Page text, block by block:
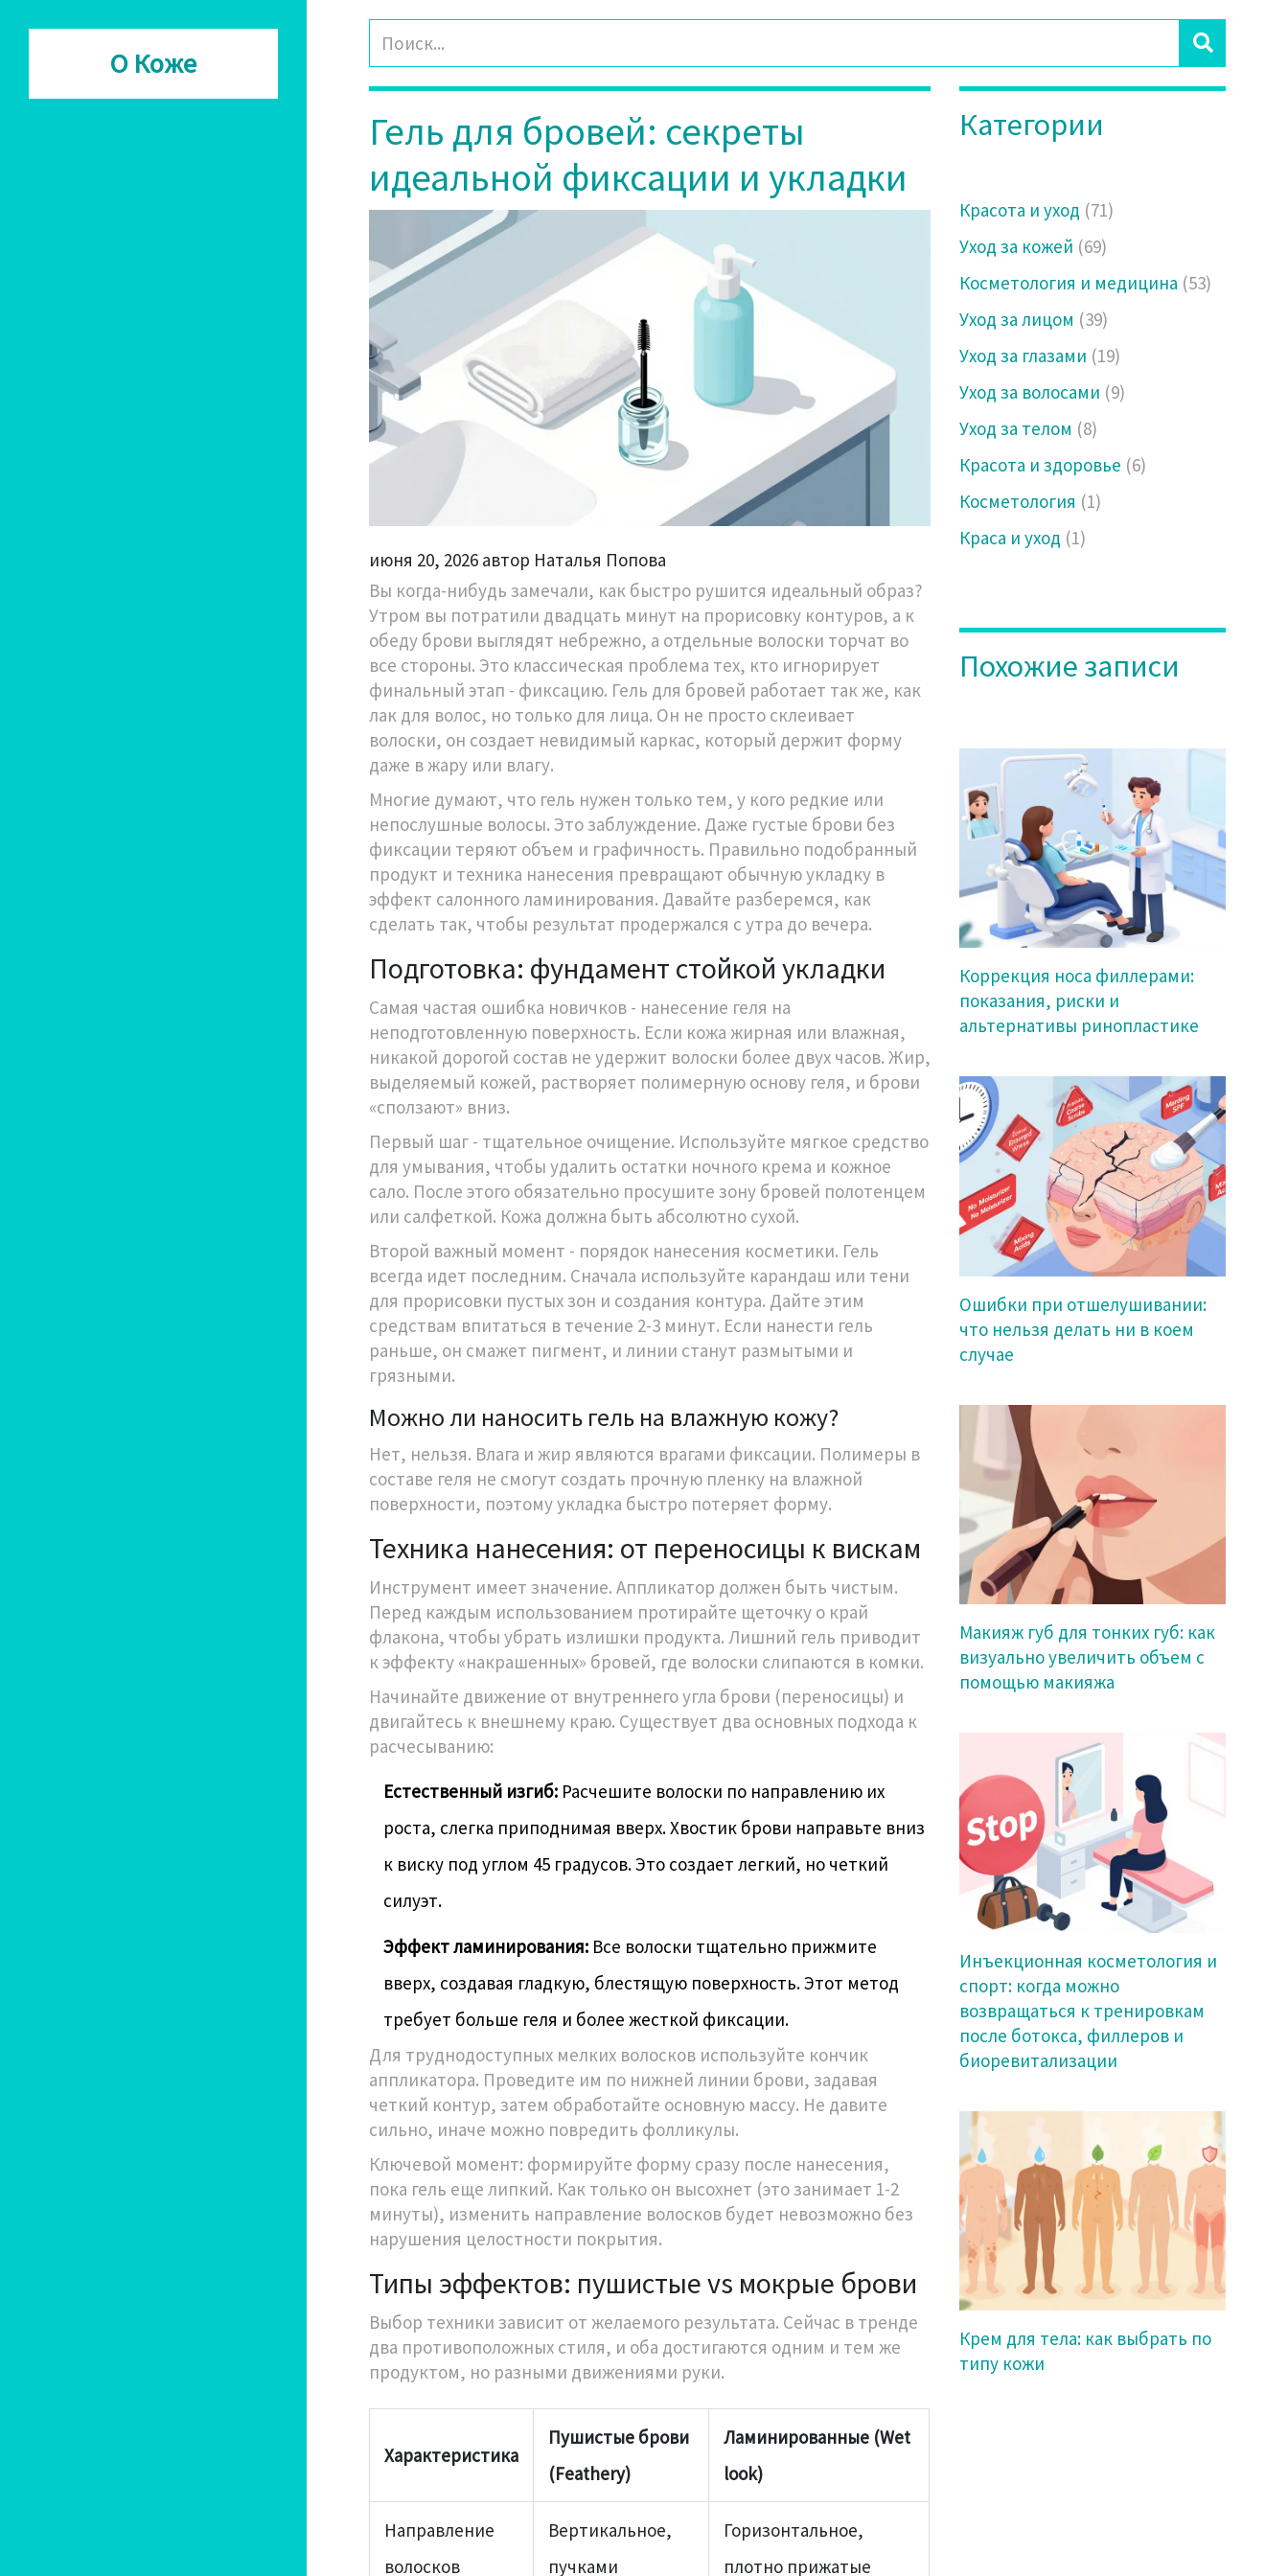
О Коже
Гель для бровей: секреты
идеальной фиксации и укладки
июня 20, 2026 автор Наталья Попова
Вы когда-нибудь замечали, как быстро рушится идеальный образ?
Утром вы потратили двадцать минут на прорисовку контуров, а к
обеду брови выглядят небрежно, а отдельные волоски торчат во
все стороны. Это классическая проблема тех, кто игнорирует
финальный этап - фиксацию. Гель для бровей работает так же, как
лак для волос, но только для лица. Он не просто склеивает
волоски, он создает невидимый каркас, который держит форму
даже в жару или влагу.
Многие думают, что гель нужен только тем, у кого редкие или
непослушные волосы. Это заблуждение. Даже густые брови без
фиксации теряют объем и графичность. Правильно подобранный
продукт и техника нанесения превращают обычную укладку в
эффект салонного ламинирования. Давайте разберемся, как
сделать так, чтобы результат продержался с утра до вечера.
Подготовка: фундамент стойкой укладки
Самая частая ошибка новичков - нанесение геля на
неподготовленную поверхность. Если кожа жирная или влажная,
никакой дорогой состав не удержит волоски более двух часов. Жир,
выделяемый кожей, растворяет полимерную основу геля, и брови
«сползают» вниз.
Первый шаг - тщательное очищение. Используйте мягкое средство
для умывания, чтобы удалить остатки ночного крема и кожное
сало. После этого обязательно просушите зону бровей полотенцем
или салфеткой. Кожа должна быть абсолютно сухой.
Второй важный момент - порядок нанесения косметики. Гель
всегда идет последним. Сначала используйте карандаш или тени
для прорисовки пустых зон и создания контура. Дайте этим
средствам впитаться в течение 2-3 минут. Если нанести гель
раньше, он смажет пигмент, и линии станут размытыми и
грязными.
Можно ли наносить гель на влажную кожу?
Нет, нельзя. Влага и жир являются врагами фиксации. Полимеры в
составе геля не смогут создать прочную пленку на влажной
поверхности, поэтому укладка быстро потеряет форму.
Техника нанесения: от переносицы к вискам
Инструмент имеет значение. Аппликатор должен быть чистым.
Перед каждым использованием протирайте щеточку о край
флакона, чтобы убрать излишки продукта. Лишний гель приводит
к эффекту «накрашенных» бровей, где волоски слипаются в комки.
Начинайте движение от внутреннего угла брови (переносицы) и
двигайтесь к внешнему краю. Существует два основных подхода к
расчесыванию:
Естественный изгиб: Расчешите волоски по направлению их
роста, слегка приподнимая вверх. Хвостик брови направьте вниз
к виску под углом 45 градусов. Это создает легкий, но четкий
силуэт.
Эффект ламинирования: Все волоски тщательно прижмите
вверх, создавая гладкую, блестящую поверхность. Этот метод
требует больше геля и более жесткой фиксации.
Для труднодоступных мелких волосков используйте кончик
аппликатора. Проведите им по нижней линии брови, задавая
четкий контур, затем обработайте основную массу. Не давите
сильно, иначе можно повредить фолликулы.
Ключевой момент: формируйте форму сразу после нанесения,
пока гель еще липкий. Как только он высохнет (это занимает 1-2
минуты), изменить направление волосков будет невозможно без
нарушения целостности покрытия.
Типы эффектов: пушистые vs мокрые брови
Выбор техники зависит от желаемого результата. Сейчас в тренде
два противоположных стиля, и оба достигаются одним и тем же
продуктом, но разными движениями руки.
Характеристика
Пушистые брови
(Feathery)
Ламинированные (Wet
look)
Направление
волосков
Вертикальное,
пучками
Горизонтальное,
плотно прижатые
Категории
Красота и уход (71)
Уход за кожей (69)
Косметология и медицина (53)
Уход за лицом (39)
Уход за глазами (19)
Уход за волосами (9)
Уход за телом (8)
Красота и здоровье (6)
Косметология (1)
Краса и уход (1)
Похожие записи
Коррекция носа филлерами:
показания, риски и
альтернативы ринопластике
Ошибки при отшелушивании:
что нельзя делать ни в коем
случае
Макияж губ для тонких губ: как
визуально увеличить объем с
помощью макияжа
Инъекционная косметология и
спорт: когда можно
возвращаться к тренировкам
после ботокса, филлеров и
биоревитализации
Крем для тела: как выбрать по
типу кожи